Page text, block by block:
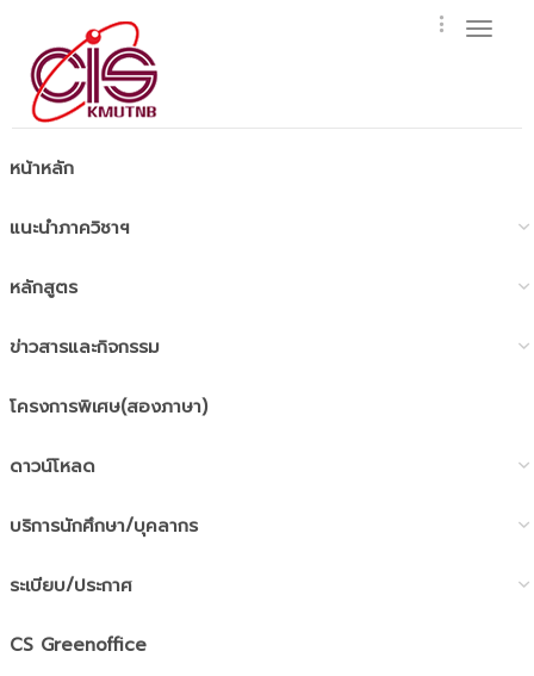
หน้าหลัก
แนะนำภาควิชาฯ
หลักสูตร
ข่าวสารและกิจกรรม
โครงการพิเศษ(สองภาษา)
ดาวน์โหลด
บริการนักศึกษา/บุคลากร
ระเบียบ/ประกาศ
CS Greenoffice